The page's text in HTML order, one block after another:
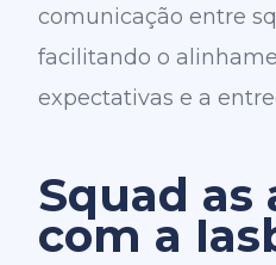
comunicação entre
facilitando o
expectativas e a
Squad as
com a